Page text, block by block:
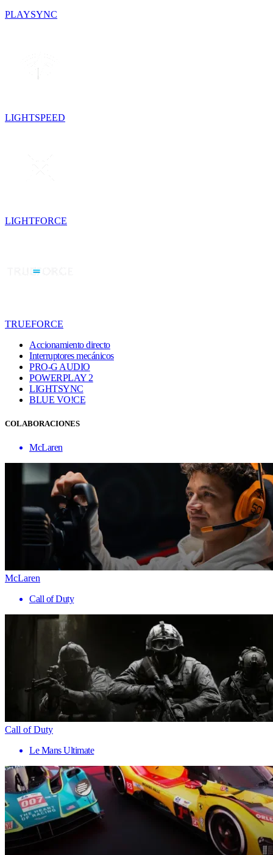
PLAYSYNC
LIGHTSPEED
LIGHTFORCE
TRUEFORCE
Accionamiento directo
Interruptores mecánicos
PRO-G AUDIO
POWERPLAY 2
LIGHTSYNC
BLUE VO!CE
COLABORACIONES
McLaren
McLaren
Call of Duty
Call of Duty
Le Mans Ultimate